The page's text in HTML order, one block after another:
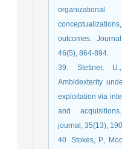
outcomes.
46(5), 864-894.
39. Stettner,
Ambidexterity
exploitation via
and
journal, 35(13),
40. Stokes, P.,